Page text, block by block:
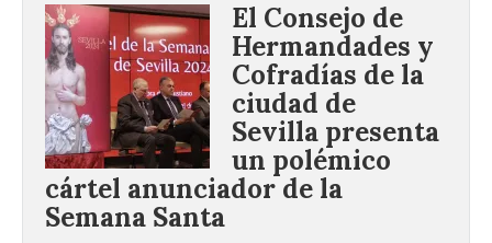
El Consejo de
Hermandades y
Cofradías de la
ciudad de
Sevilla presenta
un polémico
cártel anunciador de la
Semana Santa